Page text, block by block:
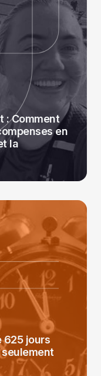
: Comment
en
la
625 jours